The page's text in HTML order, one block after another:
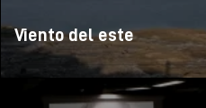
Viento del este